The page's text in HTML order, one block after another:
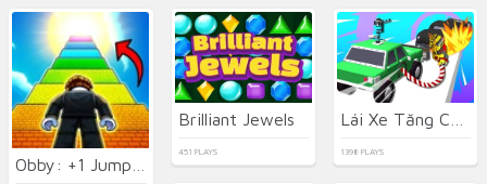
Brilliant Jewels
451 PLAYS 1398 PLAYS